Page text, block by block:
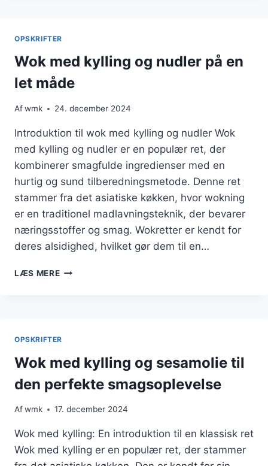
OPSKRIFTER
Wok med kylling og nudler på en
let måde
Afwmk 24. december 2024
Introduktion til wok med kylling og nudler Wok
med kylling og nudler er en populær ret, der
kombinerer smagfulde ingredienser med en
hurtig og sund tilberedningsmetode. Denne ret
stammer fra det asiatiske køkken, hvor wokning
er en traditionel madlavningsteknik, der bevarer
næringsstoffer og smag. Wokretter er kendt for
deres alsidighed, hvilket gør dem til en…
LÆS MEREWOK
LET
MÅDE
OPSKRIFTER
Wok med kylling og sesamolie til
den perfekte smagsoplevelse
Afwmk 17. december 2024
Wok med kylling: En introduktion til en klassisk ret
Wok med kylling er en populær ret, der stammer